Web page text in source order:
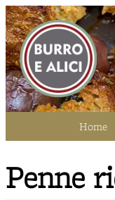
Home
Penne